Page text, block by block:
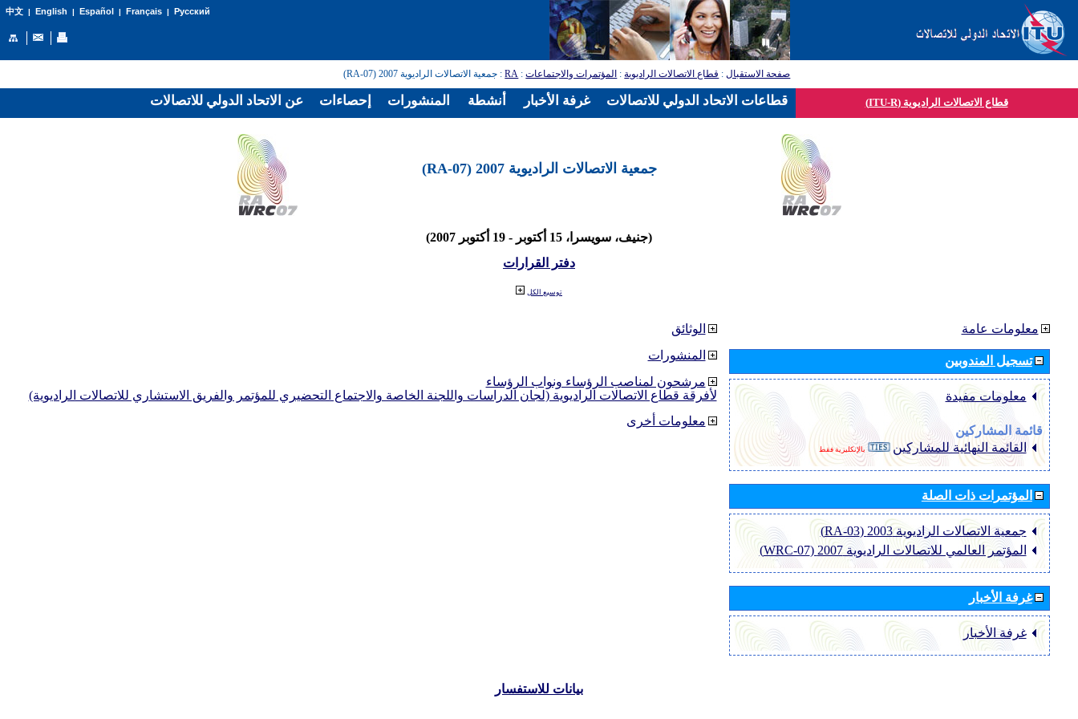
中文| English | Español | Français| Русский
صفحة الاستقبال: قطاع الاتصالات الراديوية: المؤتمرات والاجتماعات:
RA: جمعية الاتصالات الراديوية 2007 (RA-07)
قطاع الاتصالات الراديوية (ITU-R)
جمعية الاتصالات الراديوية 2007 (RA-07)
(جنيف، سويسرا، 15 أكتوبر - 19 أكتوبر 2007)
دفتر القرارات
توسيع الكل
الوثائق
المنشورات
مرشحون لمناصب الرؤساء ونواب الرؤساء
لأفرقة قطاع الاتصالات الراديوية (لجان الدراسات واللجنة الخاصة والاجتماع التحضيري للمؤتمر والفريق الاستشاري للاتصالات الراديوية)
معلومات أخرى
معلومات عامة
تسجيل المندوبين
معلومات مفيدة
قائمة المشاركين
القائمة النهائية للمشاركين
بالإنكليزية فقط
المؤتمرات ذات الصلة
جمعية الاتصالات الراديوية 2003 (RA-03)
المؤتمر العالمي للاتصالات الراديوية 2007 (WRC-07)
غرفة الأخبار
غرفة الأخبار
بيانات للاستفسار
عن الاتحاد الدولي للاتصالات إحصاءات المنشورات أنشطة غرفة الأخبار قطاعات الاتحاد الدولي للاتصالات